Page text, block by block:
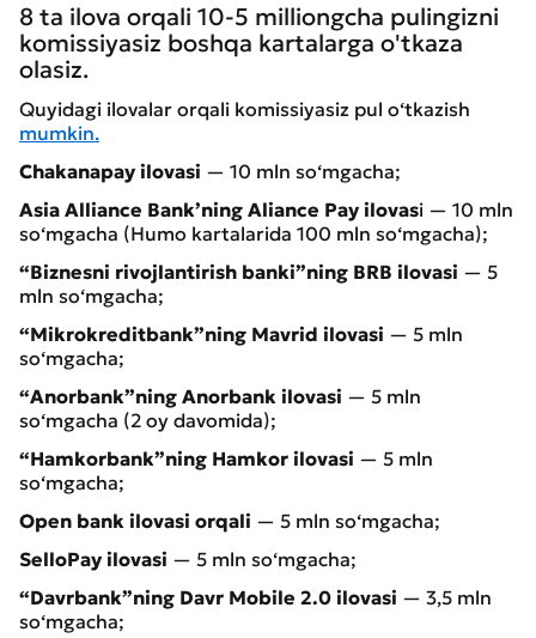
8 ta ilova orqali 10-5 milliongcha pulingizni
komissiyasiz boshqa kartalarga o'tkaza
olasiz.
Quyidagi ilovalar orqali komissiyasiz pul o‘tkazish
mumkin.
Chakanapay ilovasi — 10 mln so‘mgacha;
Asia Alliance Bank’ning Aliance Pay ilovasi — 10 mln
so‘mgacha (Humo kartalarida 100 mln so‘mgacha);
“Biznesni rivojlantirish banki”ning BRB ilovasi — 5
mln so‘mgacha;
“Mikrokreditbank”ning Mavrid ilovasi — 5 mln
so‘mgacha;
“Anorbank”ning Anorbank ilovasi — 5 mln
so‘mgacha (2 oy davomida);
“Hamkorbank”ning Hamkor ilovasi — 5 mln
so‘mgacha;
Open bank ilovasi orqali — 5 mln so‘mgacha;
SelloPay ilovasi — 5 mln so‘mgacha;
“Davrbank”ning Davr Mobile 2.0 ilovasi — 3,5 mln
so‘mgacha;